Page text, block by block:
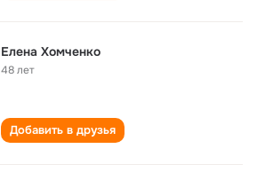
Елена Хомченко
48 лет
Добавить в друзья